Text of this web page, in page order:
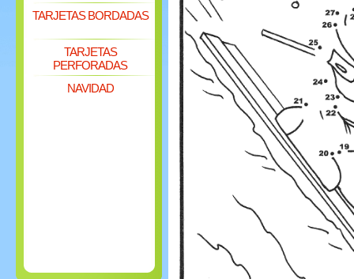
TARJETAS BORDADAS
TARJETAS
PERFORADAS
NAVIDAD